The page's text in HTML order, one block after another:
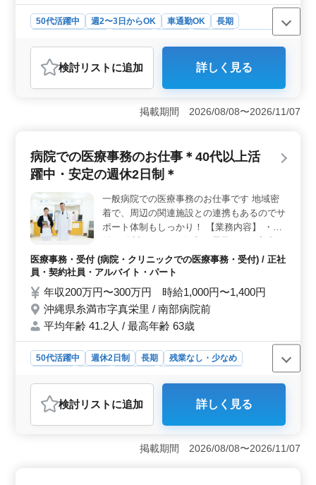
50代活躍中 週2〜3日からOK 車通勤OK
長期
派遣社員
医療事務・受付
おすすめポイント
＜安心のブランクサポート＞ クリニックでの医療事務
募集しています！ブランクのある方もしっかりサポート
しています。週3日以上で働け、残業も少なめです。質の
アが活躍中で、経験を生かして安心して働けるクリニッ
クです。女性も多く、アットホームな雰囲気で仕事に取
で、交通費は全額支給しています。通勤がラクラクで、
働く環境も整っています。給与条件も魅力的で、雇用・
労災・健康・厚生などの充実の福利厚生が待っていま
す。
検討リスト に追加 詳しく見る
掲載期間 2026/08/08〜2026/11/07
病院での医療事務のお仕事＊40代以上活
躍中・安定の週休2日制＊
一般病院での医療事務のお仕事です 地域密
着で、周辺の関連施設との連携もあるのでサ
ポート体制もしっかり！ 【業務内容】 ・受
付 ・会計 ・カルテ作成 ・電子カルテ入力
・レセプト作成 ・診療補助 等 ＊50代の方も
活躍中！ ＊医療事務、医療秘書、病院受付
募お待ちしております！
医療事務・受付 (病院・クリニックでの医療事務・受付) / 正社
員・契約社員・アルバイト・パート
年収200万円〜300万円 時給1,000円〜1,400円
沖縄県糸満市字真栄里 / 南部病院前
平均年齢 41.2人 / 最高年齢 63歳
50代活躍中 週休2日制 長期
残業なし・少なめ
おすすめポイント
＜安定の週休2日制での医療事務業務＞ 一般病院での医
療事務のお仕事です。受付業務や会計、カルテ作成、電
子カルテ入力、レセプト作成など、幅広い業務に携わり
検討リスト に追加 詳しく見る
掲載期間 2026/08/08〜2026/11/07